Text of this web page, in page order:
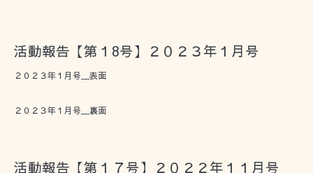
活動報告【第１8号】２０２３年１月号
２０２３年１月号＿表面
２０２３年１月号＿裏面
活動報告【第１７号】２０２２年１１月号